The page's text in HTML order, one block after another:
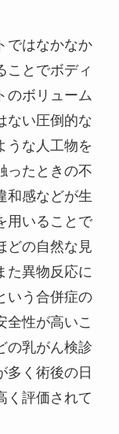
ではなかなか
ことでボディ
のボリューム
ない圧倒的な
うな人工物を
ったときの不
和感などが生
用いることで
どの自然な見
た異物反応に
いう合併症の
全性が高いこ
の乳がん検診
多く術後の日
く評価されて